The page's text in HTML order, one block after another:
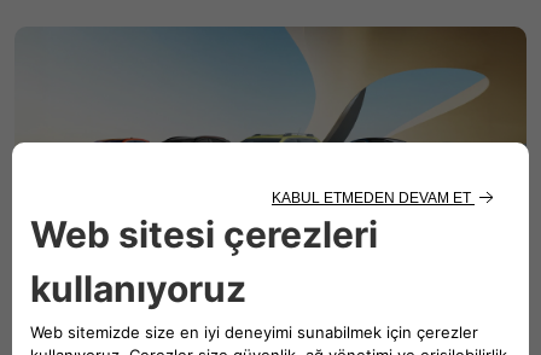
Koç Stellantis Finansman ile İlgili Bilgi Alın